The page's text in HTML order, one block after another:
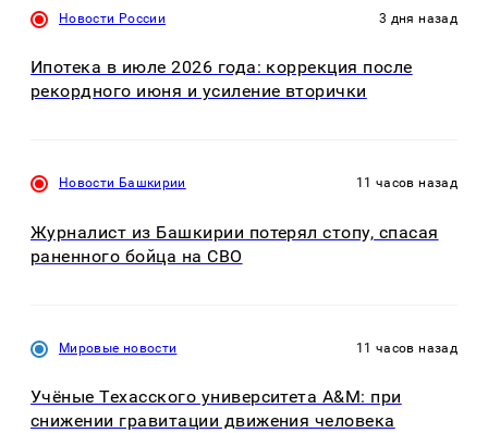
Новости России 3 дня назад
Ипотека в июле 2026 года: коррекция после
рекордного июня и усиление вторички
Новости Башкирии 11 часов назад
Журналист из Башкирии потерял стопу, спасая
раненного бойца на СВО
Мировые новости 11 часов назад
Учёные Техасского университета A&M: при
снижении гравитации движения человека